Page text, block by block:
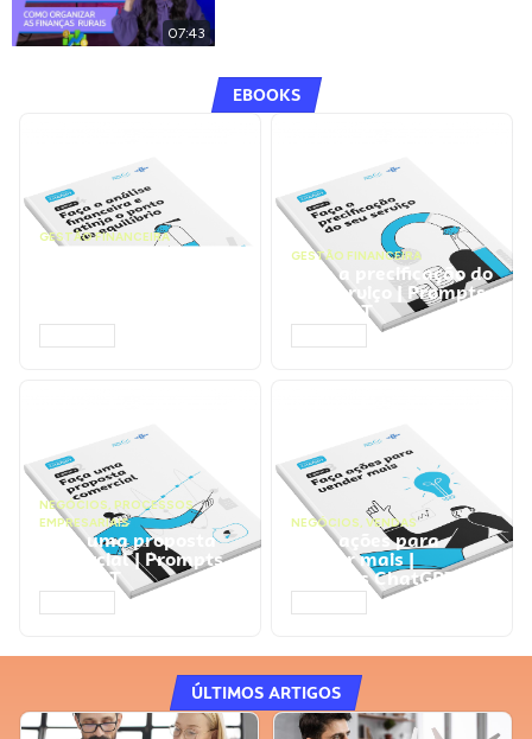
07:43
EBOOKS
GESTÃO FINANCEIRA
Faça a análise GESTÃO FINANCEIRA
Faça a precificação do
seu serviço | Prompts
ChatGPT
NEGÓCIOS, PROCESSOS
EMPRESARIAIS
Faça uma proposta
comercial | Prompts
ChatGPT
NEGÓCIOS, VENDAS
Faça ações para
vender mais |
Prompts ChatGPT
ÚLTIMOS ARTIGOS